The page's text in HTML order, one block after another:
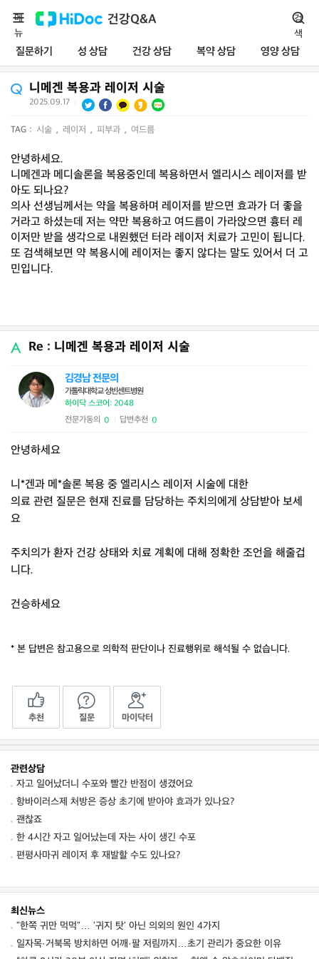
건강Q&A
질문하기 성 상담 건강 상담 복약 상담 영양 상담
메
뉴
검
색
니메겐 복용과 레이저 시술
2025.09.17
TAG : 시술 , 레이저 , 피부과 , 여드름
안녕하세요.
니메겐과 메디솔론을 복용중인데 복용하면서 엘리시스 레이저를 받
아도 되나요?
의사 선생님께서는 약을 복용하며 레이저를 받으면 효과가 더 좋을
거라고 하셨는데 저는 약만 복용하고 여드름이 가라앉으면 흉터 레
이저만 받을 생각으로 내원했던 터라 레이저 치료가 고민이 됩니다.
또 검색해보면 약 복용시에 레이저는 좋지 않다는 말도 있어서 더 고
민입니다.
Re : 니메겐 복용과 레이저 시술
김경남 전문의
가톨릭대학교 성빈센트병원
하이닥 스코어: 2048
전문가동의 0 답변추천 0
안녕하세요
니*겐과 메*솔론 복용 중 엘리시스 레이저 시술에 대한
의료 관련 질문은 현재 진료를 담당하는 주치의에게 상담받아 보세
요
주치의가 환자 건강 상태와 치료 계획에 대해 정확한 조언을 해줄겁
니다.
건승하세요
* 본 답변은 참고용으로 의학적 판단이나 진료행위로 해석될 수 없습니다.
추천 질문 마이닥터
관련상담
자고 일어났더니 수포와 빨간 반점이 생겼어요
항바이러스제 처방은 증상 초기에 받아야 효과가 있나요?
괜찮죠
한 4시간 자고 일어났는데 자는 사이 생긴 수포
편평사마귀 레이저 후 재발할 수도 있나요?
최신뉴스
"한쪽 귀만 먹먹"… '귀지 탓' 아닌 의외의 원인 4가지
일자목·거북목 방치하면 어깨·팔 저림까지…초기 관리가 중요한 이유